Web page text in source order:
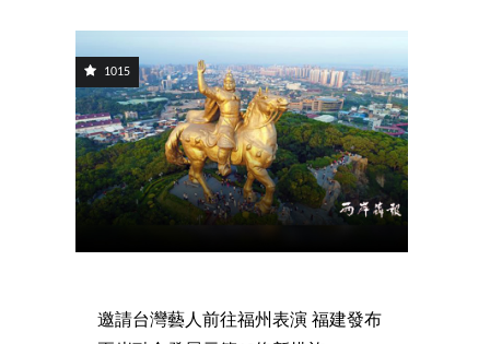
1015
邀請台灣藝人前往福州表演 福建發布